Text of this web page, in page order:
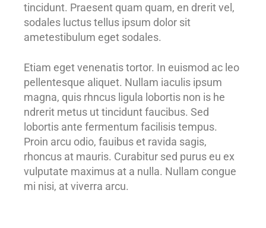
tincidunt. Praesent quam quam, en drerit vel,
sodales luctus tellus ipsum dolor sit
ametestibulum eget sodales.
Etiam eget venenatis tortor. In euismod ac leo
pellentesque aliquet. Nullam iaculis ipsum
magna, quis rhncus ligula lobortis non is he
ndrerit metus ut tincidunt faucibus. Sed
lobortis ante fermentum facilisis tempus.
Proin arcu odio, fauibus et ravida sagis,
rhoncus at mauris. Curabitur sed purus eu ex
vulputate maximus at a nulla. Nullam congue
mi nisi, at viverra arcu.